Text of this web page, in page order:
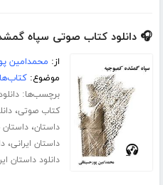
🎧 دانلود کتاب صوتی سپاه
از: محمدامین
موضوع:
برچسب‌ها:
کتاب صوتی،
داستان،
داستان ایرانی،
دانلود داستان